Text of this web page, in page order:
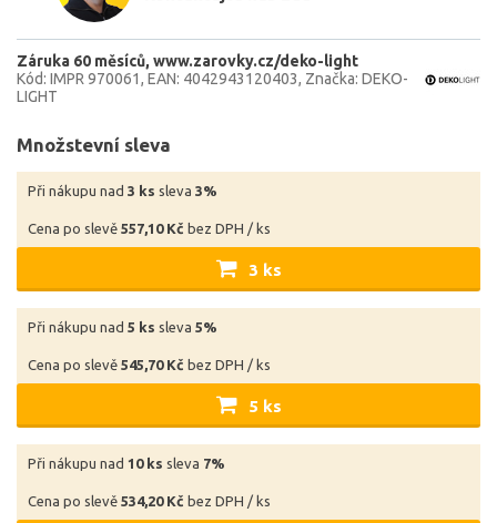
Záruka 60 měsíců www.zarovky.cz/deko-light
Kód: IMPR 970061 EAN: 4042943120403 Značka: DEKO-
LIGHT
Množstevní sleva
Při nákupu nad 3 ks sleva 3%
Cena po slevě 557,10 Kč bez DPH / ks
3 ks
Při nákupu nad 5 ks sleva 5%
Cena po slevě 545,70 Kč bez DPH / ks
5 ks
Při nákupu nad 10 ks sleva 7%
Cena po slevě 534,20 Kč bez DPH / ks